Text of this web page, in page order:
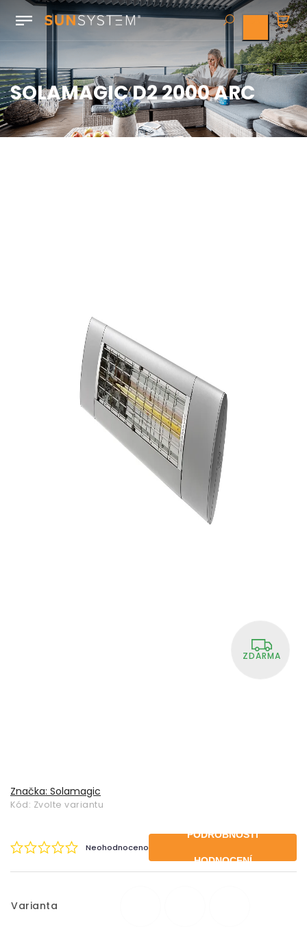
SOLAMAGIC D2 2000 ARC
ZDARMA
Značka: Solamagic
Kód: Zvolte variantu
Neohodnoceno
PODROBNOSTI
HODNOCENÍ
Varianta